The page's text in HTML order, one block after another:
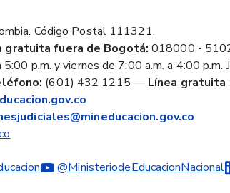
Código Postal 111321.
gratuita fuera de Bogotá: 018000 -
p.m. y viernes de 7:00 a.m. a 4:00 p.m.
(601) 432 1215 — Línea gratuita
@MinisteriodeEducacionNacional